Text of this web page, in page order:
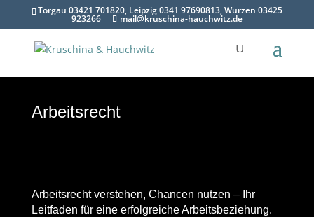
Torgau 03421 701820, Leipzig 0341 97690813, Wurzen 03425
923266 mail@kruschina-hauchwitz.de
Arbeitsrecht
Arbeitsrecht verstehen, Chancen nutzen – Ihr
Leitfaden für eine erfolgreiche Arbeitsbeziehung.